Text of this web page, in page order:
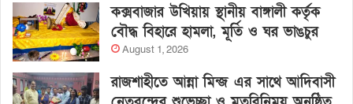
কক্সবাজার উখিয়ায় স্থানীয় বাঙ্গালী কর্তৃক
বৌদ্ধ বিহারে হামলা, মূর্তি ও ঘর ভাঙচুর
August 1, 2026
রাজশাহীতে আন্না মিন্জ এর সাথে আদিবাসী